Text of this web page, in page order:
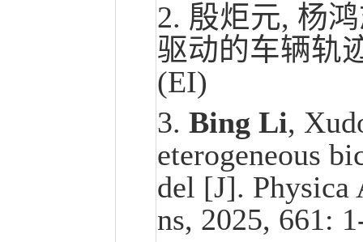
2. 殷炬元, 杨
驱动的车辆轨
(EI)
3. Bing Li,
eterogeneous
del [J]. Physica
ns, 2025, 661: